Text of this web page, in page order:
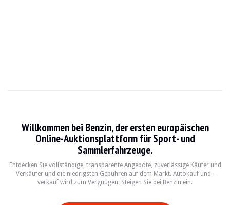
Ferrari Mondial Quattrovalvole Cabriolet - 1984
Willkommen bei Benzin, der ersten europäischen
Online-Auktionsplattform für Sport- und
Sammlerfahrzeuge.
Entdecken Sie vollständige, transparente Angebote, zuverlässige Käufer und
Verkäufer und die niedrigsten Gebühren auf dem Markt. Autokauf und -
verkauf wird zum Vergnügen: Steigen Sie bei Benzin ein.